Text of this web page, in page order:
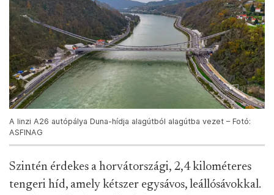
A linzi A26 autópálya Duna-hídja alagútból alagútba vezet – Fotó:
ASFINAG
Szintén érdekes a horvátországi, 2,4 kilométeres
tengeri híd, amely kétszer egysávos, leállósávokkal.